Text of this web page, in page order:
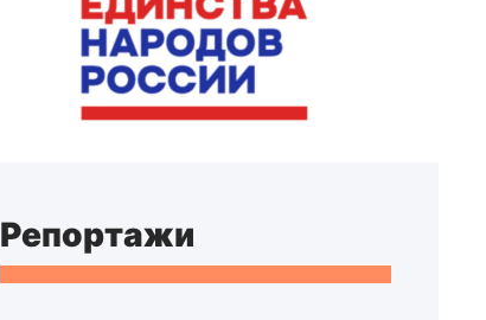
Репортажи